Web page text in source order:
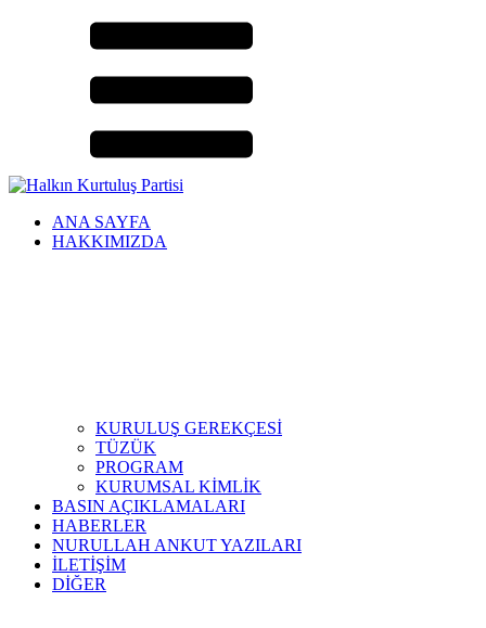
ANA SAYFA
HAKKIMIZDA
KURULUŞ GEREKÇESİ
TÜZÜK
PROGRAM
KURUMSAL KİMLİK
BASIN AÇIKLAMALARI
HABERLER
NURULLAH ANKUT YAZILARI
İLETİŞİM
DİĞER